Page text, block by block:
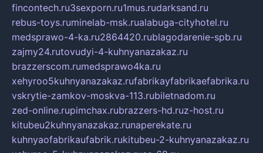
fincontech.ru3sexporn.ru1mus.rudarksand.ru
rebus-toys.ruminelab-msk.rualabuga-cityhotel.ru
medsprawo-4-ka.ru2864420.rublagodarenie-spb.ru
zajmy24.rutovudyi-4-kuhnyanazakaz.ru
brazzerscom.rumedsprawo4ka.ru
xehyroo5kuhnyanazakaz.rufabrikayfabrikaefabrika.ru
vskrytie-zamkov-moskva-113.rubiletnadom.ru
zed-online.rupimchax.rubrazzers-hd.ruz-host.ru
kitubeu2kuhnyanazakaz.runaperekate.ru
kuhnyaofabrikaufabrik.rukitubeu-2-kuhnyanazakaz.ru